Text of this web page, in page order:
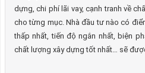
dựng, chi phí lãi vay, cạnh tranh về
cho từng mục. Nhà đầu tư nào có
thấp nhất, tiến độ ngắn nhất, biện
chất lượng xây dựng tốt nhất… sẽ